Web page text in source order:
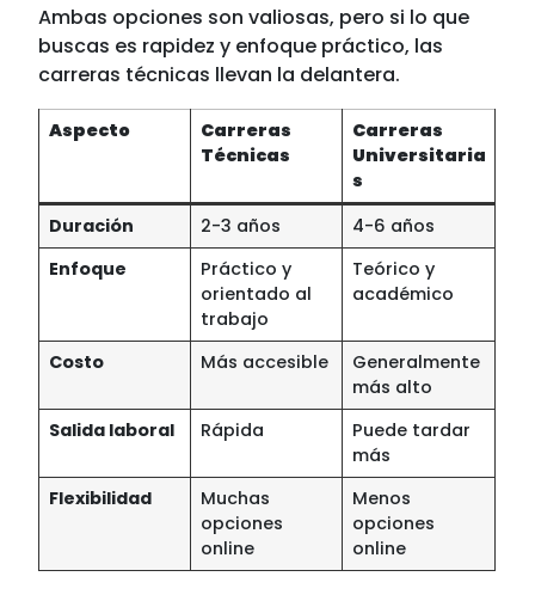
Ambas opciones son valiosas, pero si lo que
buscas es rapidez y enfoque práctico, las
carreras técnicas llevan la delantera.
Aspecto
Carreras
Técnicas
Carreras
Universitaria
s
Duración
2-3 años
4-6 años
Enfoque
Práctico y
orientado al
trabajo
Teórico y
académico
Costo Más accesible
Generalmente
más alto
Salida laboral
Rápida
Puede tardar
más
Flexibilidad
Muchas
opciones
online
Menos
opciones
online